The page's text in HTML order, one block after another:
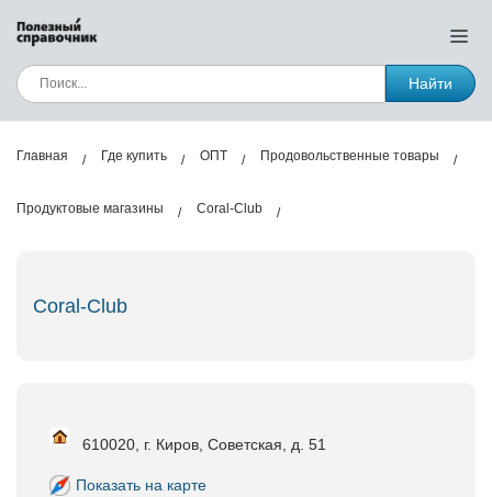
Найти
Главная Где купить ОПТ Продовольственные товары
Продуктовые магазины Coral-Club
Coral-Club
610020, г. Киров, Советская, д. 51
Показать на карте